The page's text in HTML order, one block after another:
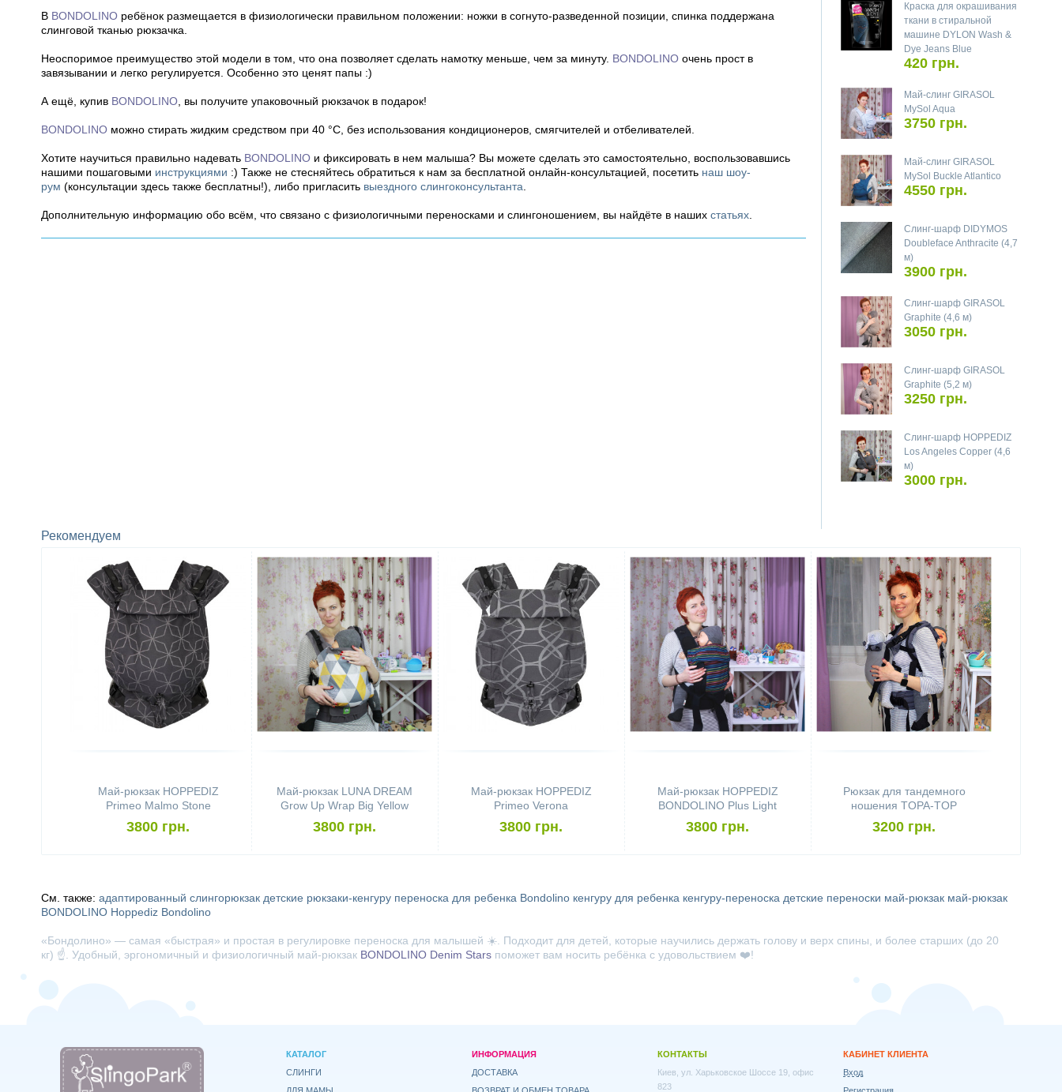
В BONDOLINO ребёнок размещается в физиологически правильном положении: ножки в согнуто-разведенной позиции, спинка поддержана
слинговой тканью рюкзачка.
Неоспоримое преимущество этой модели в том, что она позволяет сделать намотку меньше, чем за минуту. BONDOLINO очень прост в
завязывании и легко регулируется. Особенно это ценят папы :)
А ещё, купив BONDOLINO , вы получите упаковочный рюкзачок в подарок!
BONDOLINO можно стирать жидким средством при 40 °C, без использования кондиционеров, смягчителей и отбеливателей.
Хотите научиться правильно надевать BONDOLINO и фиксировать в нем малыша? Вы можете сделать это самостоятельно, воспользовавшись
нашими пошаговыми инструкциями :) Также не стесняйтесь обратиться к нам за бесплатной онлайн-консультацией, посетить наш шоу-
рум (консультации здесь также бесплатны!), либо пригласить выездного слингоконсультанта
Дополнительную информацию обо всём, что связано с физиологичными переносками и слингоношением, вы найдёте в наших статьях
Краска для окрашивания
ткани в стиральной
машине DYLON Wash &
Dye Jeans Blue
420 грн.
Май-слинг GIRASOL
MySol Aqua
3750 грн.
Май-слинг GIRASOL
MySol Buckle Atlantico
4550 грн.
Слинг-шарф DIDYMOS
Doubleface Anthracite (4,7
м)
3900 грн.
Слинг-шарф GIRASOL
Graphite (4,6 м)
3050 грн.
Слинг-шарф GIRASOL
Graphite (5,2 м)
3250 грн.
Слинг-шарф HOPPEDIZ
Los Angeles Copper (4,6
м)
3000 грн.
Рекомендуем
Май-рюкзак HOPPEDIZ
Primeo Malmo Stone
3800 грн.
Май-рюкзак LUNA DREAM
Grow Up Wrap Big Yellow
Triangles
3800 грн.
Май-рюкзак HOPPEDIZ
Primeo Verona
3800 грн.
Май-рюкзак HOPPEDIZ
BONDOLINO Plus Light
Quality Timbuktu
3800 грн.
Рюкзак для тандемного
ношения TOPA-TOP
3200 грн.
См. также: адаптированный слингорюкзак детские рюкзаки-кенгуру переноска для ребенка Bondolino кенгуру для ребенка кенгуру-переноска детские переноски май-рюкзак май-рюкзак
BONDOLINO Hoppediz Bondolino
«Бондолино» — самая «быстрая» и простая в регулировке переноска для малышей ☀️. Подходит для детей, которые научились держать голову и верх спины, и более старших (до 20
кг) ☝️. Удобный, эргономичный и физиологичный май-рюкзак BONDOLINO Denim Stars поможет вам носить ребёнка с удовольствием ❤️!
КАТАЛОГ
СЛИНГИ
ИНФОРМАЦИЯ
ДОСТАВКА
КОНТАКТЫ
Киев, ул. Харьковское Шоссе 19, офис
823
КАБИНЕТ КЛИЕНТА
Вход